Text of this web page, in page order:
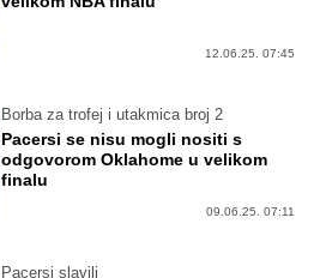
12.06.25. 07:45
Borba za trofej i utakmica broj 2
Pacersi se nisu mogli nositi s
odgovorom Oklahome u velikom
finalu
09.06.25. 07:11
Pacersi slavili